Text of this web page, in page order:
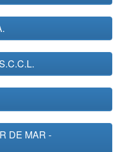
DE MAR -